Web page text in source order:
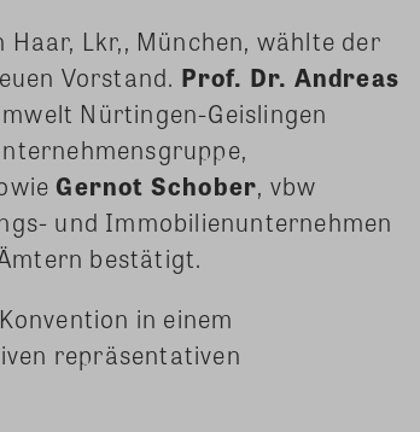
Lkr,, München, wählte der
Vorstand. Prof. Dr. Andreas
Nürtingen-Geislingen
Gernot Schober, vbw
und Immobilienunternehmen
bestätigt.
in einem
repräsentativen